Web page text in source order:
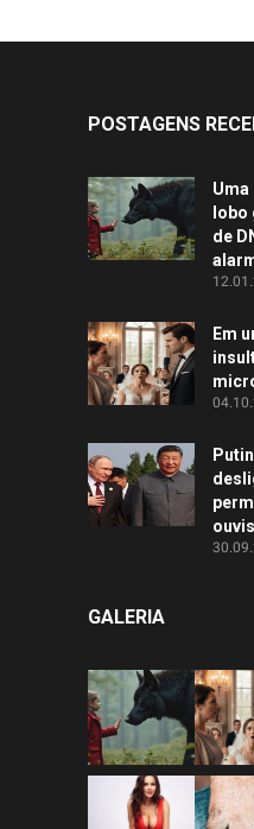
POSTAGENS
de
Em
GALERIA